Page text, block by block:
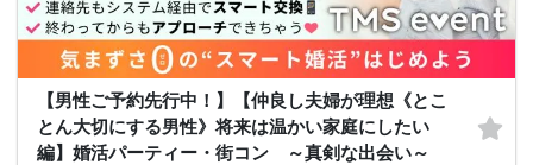
【男性ご予約先行中！】【仲良し夫婦が理想《とこ
とん大切にする男性》将来は温かい家庭にしたい
編】婚活パーティー・街コン ～真剣な出会い～